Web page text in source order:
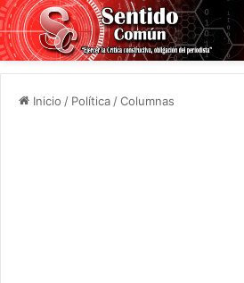
Inicio / Política /Columnas